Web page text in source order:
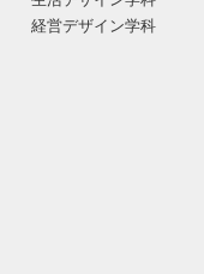
経営デザイン学科